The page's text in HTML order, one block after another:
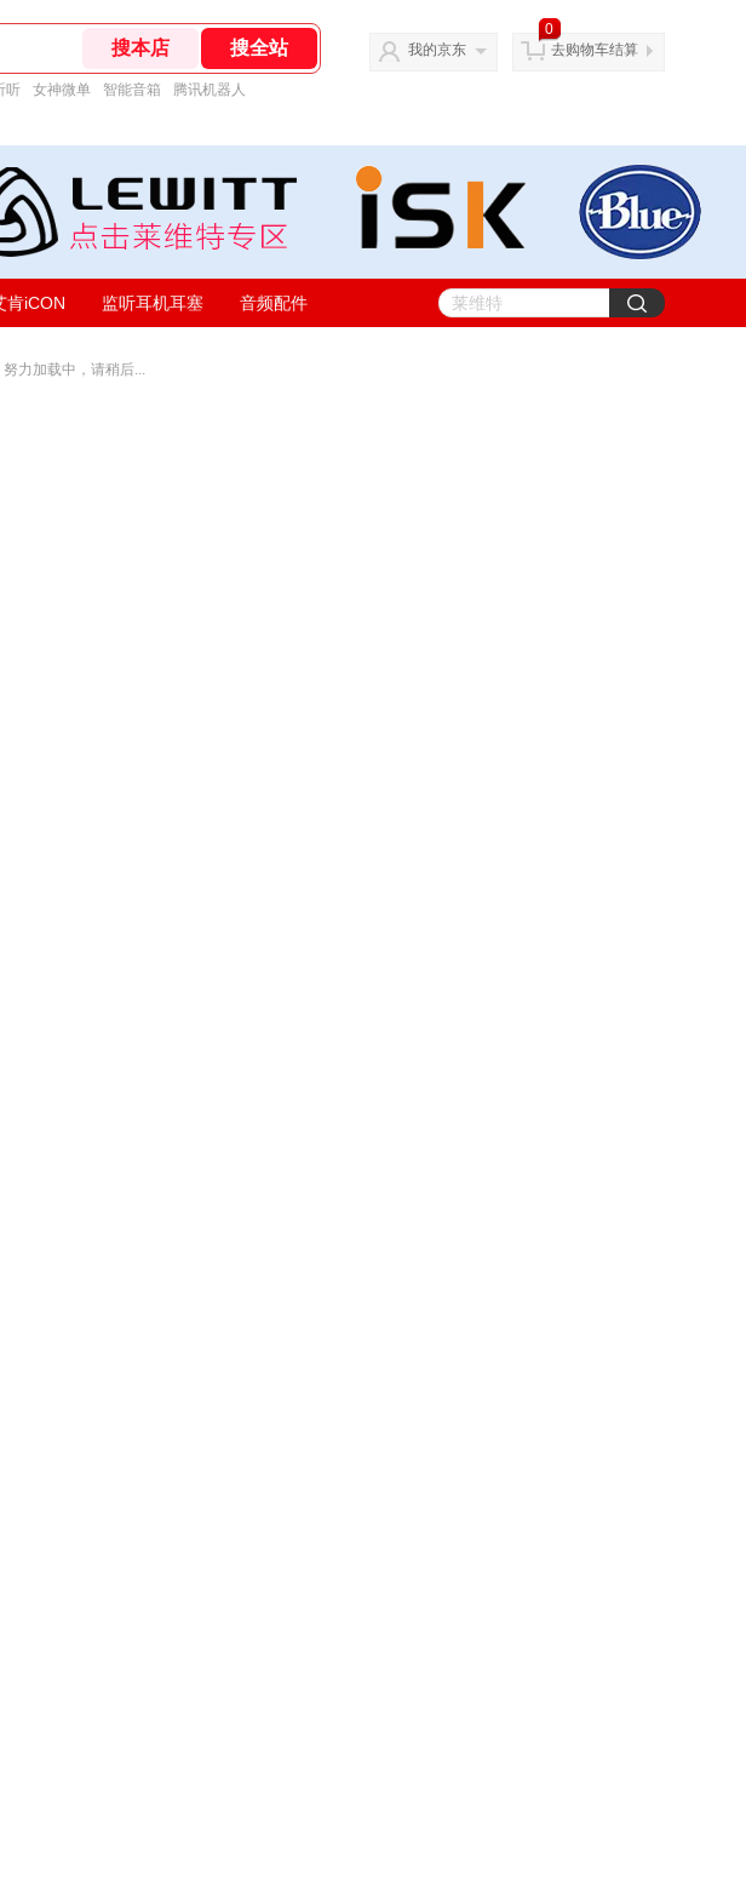
听 女神微单 智能音箱 腾讯机器人
我的京东
0
去购物车结算
肯iCON 监听耳机耳塞 音频配件
努力加载中，请稍后...